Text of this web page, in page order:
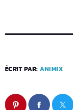
ÉCRIT PAR: ANIMIX